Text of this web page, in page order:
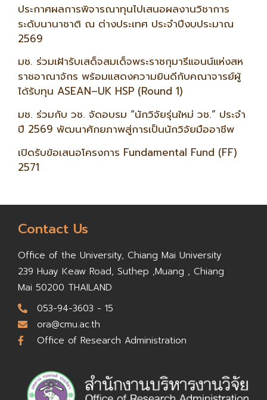
ประกาศผลการพิจารณาทุนไปเสนอผลงานวิชาการ
ระดับนานาชาติ ณ ต่างประเทศ ประจำปีงบประมาณ
2569
มช. ร่วมเฝ้ารับเสด็จสมเด็จพระราชกุมารีแอนน์แห่งสห
ราชอาณาจักร พร้อมแสดงความยินดีกับคณาจารย์ผู้
ได้รับทุน ASEAN–UK HSP (Round 1)
มช. ร่วมกับ วช. จัดอบรม “นักวิจัยรุ่นใหม่ วช.” ประจำ
ปี 2569 พัฒนาศักยภาพสู่การเป็นนักวิจัยมืออาชีพ
เปิดรับข้อเสนอโครงการ Fundamental Fund (FF)
2571
Contact Us
Office of the University, Chiang Mai University
239 Huay Keaw Road, Suthep ,Muang , Chiang
Mai 50200 THAILAND
053-94-3603 - 15
ora@cmu.ac.th
Office of Research Administration